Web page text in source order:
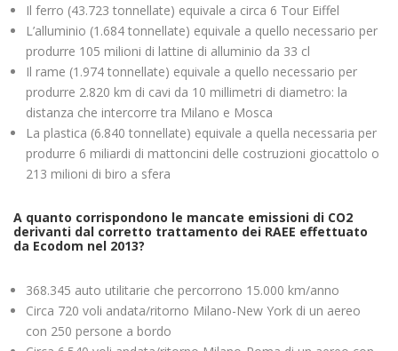
Il ferro (43.723 tonnellate) equivale a circa 6 Tour Eiffel
L’alluminio (1.684 tonnellate) equivale a quello necessario per
produrre 105 milioni di lattine di alluminio da 33 cl
Il rame (1.974 tonnellate) equivale a quello necessario per
produrre 2.820 km di cavi da 10 millimetri di diametro: la
distanza che intercorre tra Milano e Mosca
La plastica (6.840 tonnellate) equivale a quella necessaria per
produrre 6 miliardi di mattoncini delle costruzioni giocattolo o
213 milioni di biro a sfera
A quanto corrispondono le mancate emissioni di CO2
derivanti dal corretto trattamento dei RAEE effettuato
da Ecodom nel 2013?
368.345 auto utilitarie che percorrono 15.000 km/anno
Circa 720 voli andata/ritorno Milano-New York di un aereo
con 250 persone a bordo